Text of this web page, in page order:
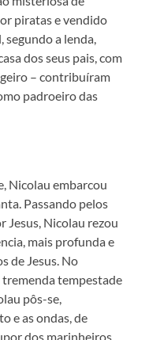
piratas e vendido
segundo a lenda,
dos seus pais, com
– contribuíram
padroeiro das
Nicolau embarcou
Passando pelos
Jesus, Nicolau rezou
mais profunda e
de Jesus. No
tempestade
pôs-se,
e as ondas, de
dos marinheiros,